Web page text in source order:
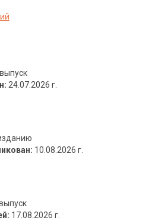
24.07.2026 г.
10.08.2026 г.
17.08.2026 г.